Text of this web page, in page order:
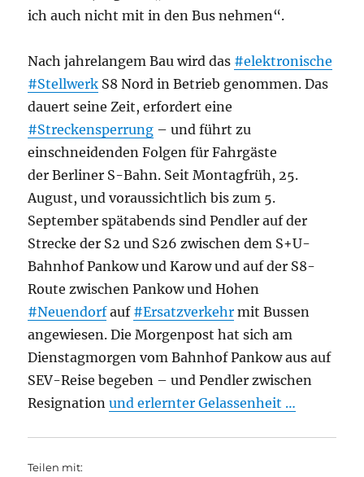
ich auch nicht mit in den Bus nehmen“.
Nach jahrelangem Bau wird das #elektronische
#Stellwerk S8 Nord in Betrieb genommen. Das
dauert seine Zeit, erfordert eine
#Streckensperrung – und führt zu
einschneidenden Folgen für Fahrgäste
der Berliner S-Bahn. Seit Montagfrüh, 25.
August, und voraussichtlich bis zum 5.
September spätabends sind Pendler auf der
Strecke der S2 und S26 zwischen dem S+U-
Bahnhof Pankow und Karow und auf der S8-
Route zwischen Pankow und Hohen
#Neuendorfauf #Ersatzverkehr mit Bussen
angewiesen. Die Morgenpost hat sich am
Dienstagmorgen vom Bahnhof Pankow aus auf
SEV-Reise begeben – und Pendler zwischen
Resignationund erlernter Gelassenheit …
Teilen mit: